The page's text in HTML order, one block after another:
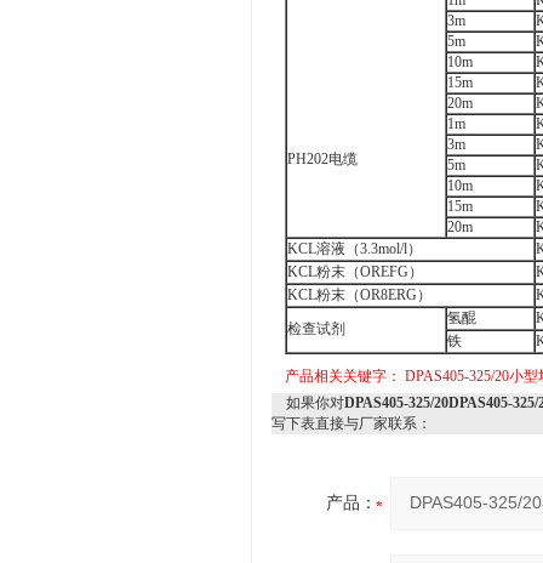
PH202电缆
3m
5m
10m
15m
20m
1m
3m
5m
10m
15m
20m
KCL溶液（3.3mol/l）
KCL粉末（OREFG）
KCL粉末（OR8ERG）
检查试剂
氢醌
铁
产品相关关键字： DPAS405-325/20小
如果你对DPAS405-325/20DPAS405-
写下表直接与厂家联系：
产品：